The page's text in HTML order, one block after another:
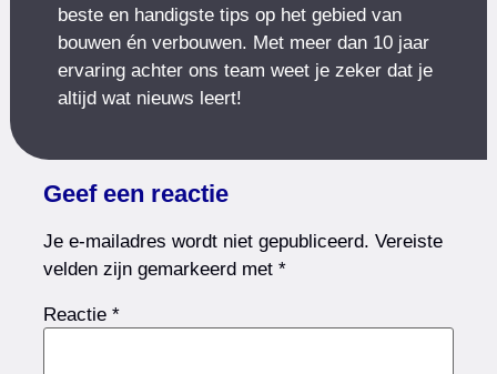
beste en handigste tips op het gebied van
bouwen én verbouwen. Met meer dan 10 jaar
ervaring achter ons team weet je zeker dat je
altijd wat nieuws leert!
Geef een reactie
Je e-mailadres wordt niet gepubliceerd. Vereiste
velden zijn gemarkeerd met*
Reactie*